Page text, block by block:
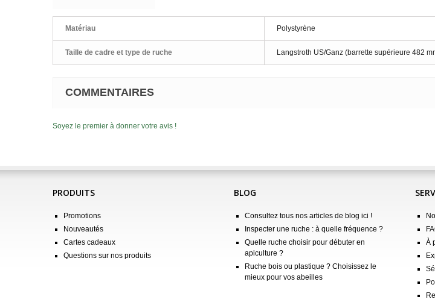
Matériau Polystyrène
Taille de cadre et type de ruche Langstroth US/Ganz (barrette supérieure 482
COMMENTAIRES
Soyez le premier à donner votre avis !
PRODUITS
Promotions
Nouveautés
Cartes cadeaux
Questions sur nos produits
BLOG
Consultez tous nos articles de blog ici !
Inspecter une ruche : à quelle fréquence ?
Quelle ruche choisir pour débuter en
apiculture ?
Ruche bois ou plastique ? Choisissez le
mieux pour vos abeilles
À